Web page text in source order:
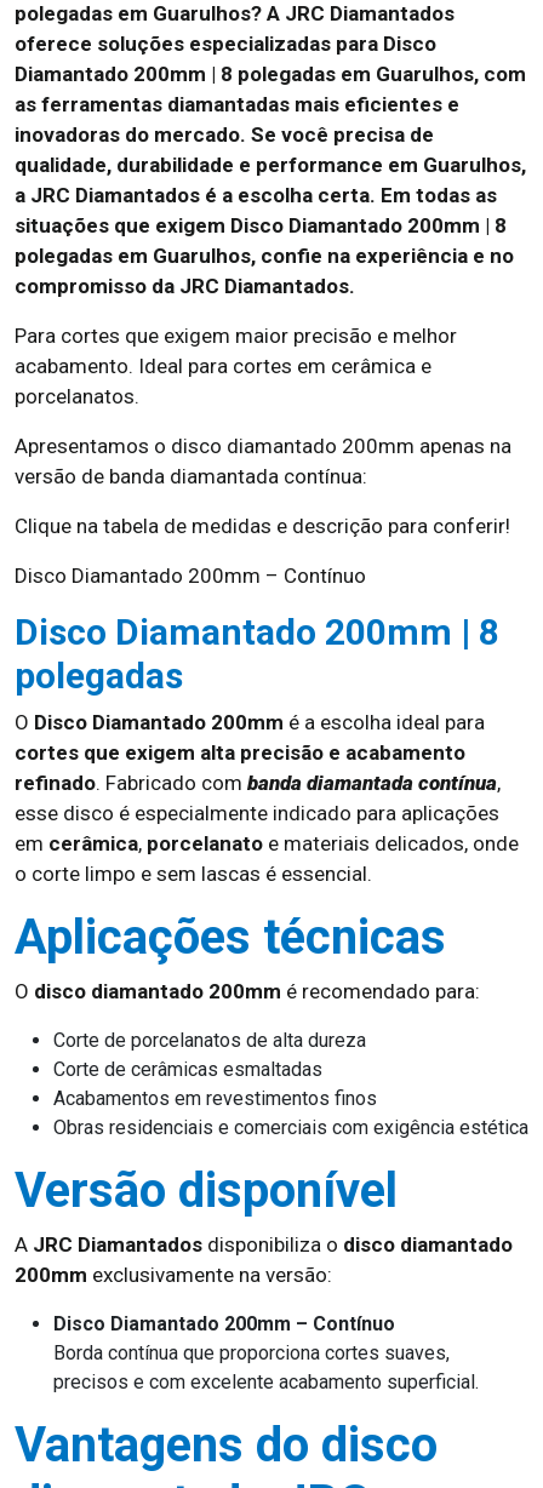
polegadas em Guarulhos? A JRC Diamantados
oferece soluções especializadas para Disco
Diamantado 200mm | 8 polegadas em Guarulhos, com
as ferramentas diamantadas mais eficientes e
inovadoras do mercado. Se você precisa de
qualidade, durabilidade e performance em Guarulhos,
a JRC Diamantados é a escolha certa. Em todas as
situações que exigem Disco Diamantado 200mm | 8
polegadas em Guarulhos, confie na experiência e no
compromisso da JRC Diamantados.
Para cortes que exigem maior precisão e melhor
acabamento. Ideal para cortes em cerâmica e
porcelanatos.
Apresentamos o disco diamantado 200mm apenas na
versão de banda diamantada contínua:
Clique na tabela de medidas e descrição para conferir!
Disco Diamantado 200mm – Contínuo
Disco Diamantado 200mm | 8
polegadas
O Disco Diamantado 200mm é a escolha ideal para
cortes que exigem alta precisão e acabamento
refinado. Fabricado com banda diamantada contínua,
esse disco é especialmente indicado para aplicações
em cerâmica, porcelanato e materiais delicados, onde
o corte limpo e sem lascas é essencial.
Aplicações técnicas
O disco diamantado 200mm é recomendado para:
Corte de porcelanatos de alta dureza
Corte de cerâmicas esmaltadas
Acabamentos em revestimentos finos
Obras residenciais e comerciais com exigência estética
Versão disponível
A JRC Diamantados disponibiliza o disco diamantado
200mm exclusivamente na versão:
Disco Diamantado 200mm – Contínuo
Borda contínua que proporciona cortes suaves,
precisos e com excelente acabamento superficial.
Vantagens do disco